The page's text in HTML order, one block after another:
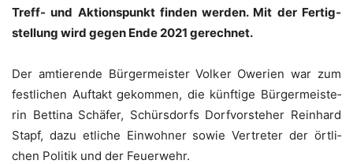
Treff- und Akti­ons­punkt fin­den wer­den. Mit der Fer­tig­
stel­lung wird gegen Ende 2021 gerechnet.
Der amtie­ren­de Bür­ger­meis­ter Vol­ker Owe­ri­en war zum
fest­li­chen Auf­takt gekom­men, die künf­ti­ge Bür­ger­meis­te­
rin Bet­ti­na Schä­fer, Schürs­dorfs Dorf­vor­ste­her Rein­hard
Stapf, dazu etli­che Ein­woh­ner sowie Ver­tre­ter der ört­li­
chen Poli­tik und der Feuerwehr.